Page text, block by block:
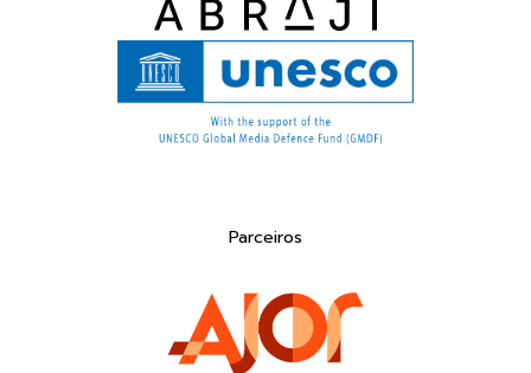
Parceiros